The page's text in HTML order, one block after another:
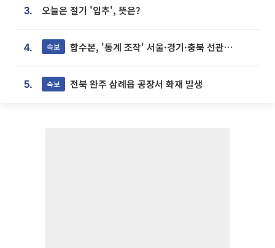
3. 오늘은 절기 '입추', 뜻은?
4. 속보 합수본, '통계 조작' 서울·경기·충북 선관위 등 추가 압수수색
5. 속보 전북 완주 삼례읍 공장서 화재 발생